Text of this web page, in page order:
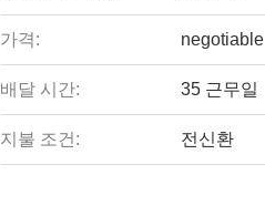
가격: negotiable
배달 시간: 35 근무일
지불 조건: 전신환